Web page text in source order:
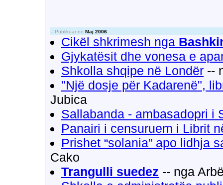
-- Publikuar në Maj 2006
Cikël shkrimesh nga
Gjykatësit dhe vonesa e
Shkolla shqipe në Londër --
"Një dosje për Kadarenë",
Jubica
Sallabanda - ambasadopri i
Panairi i censuruem i Librit
Prishet “solania” apo lidhja
Cako
Trangulli suedez -- nga